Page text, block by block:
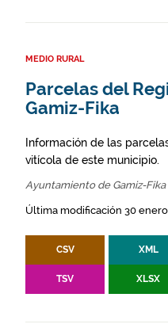
MEDIO RURAL
Parcelas del
Gamiz-Fika
Información de las
vitícola de este municipio.
Ayuntamiento de Gamiz-Fika
Última modificación 30
CSV XML
TSV XLSX